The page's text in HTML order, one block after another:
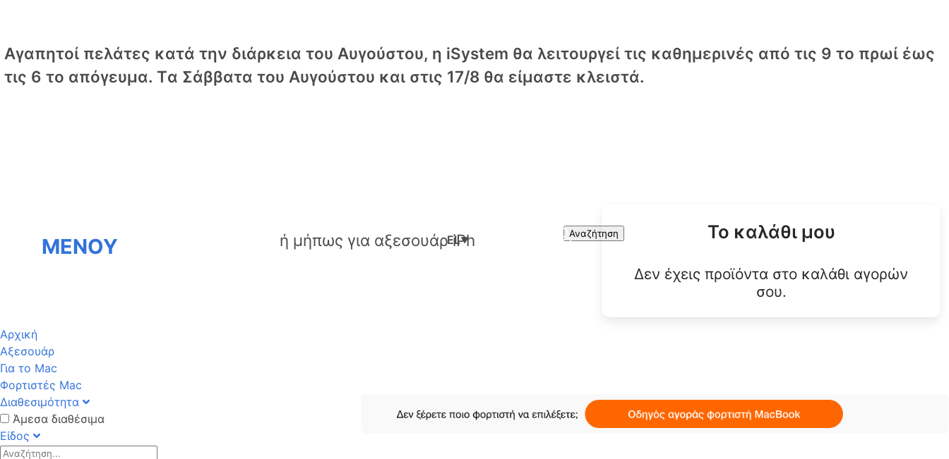
Αγαπητοί πελάτες κατά την διάρκεια του Αυγούστου, η iSystem θα λειτουργεί τις καθημερινές από τις 9 το πρωί έως
τις 6 το απόγευμα. Tα Σάββατα του Αυγούστου και στις 17/8 θα είμαστε κλειστά.
ΜΕΝΟΥ
Search Αναζήτηση
EL▼ Το καλάθι μου
Δεν έχεις προϊόντα στο καλάθι αγορών
σου.
Αρχική
Αξεσουάρ
Για το Mac
Φορτιστές Mac
Διαθεσιμότητα
Άμεσα διαθέσιμα
Είδος